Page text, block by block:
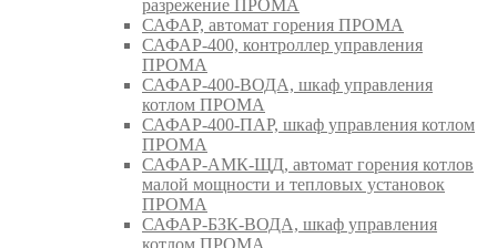
разрежение ПРОМА
САФАР, автомат горения ПРОМА
САФАР-400, контроллер управления
ПРОМА
САФАР-400-ВОДА, шкаф управления
котлом ПРОМА
САФАР-400-ПАР, шкаф управления котлом
ПРОМА
САФАР-АМК-ЩД, автомат горения котлов
малой мощности и тепловых установок
ПРОМА
САФАР-БЗК-ВОДА, шкаф управления